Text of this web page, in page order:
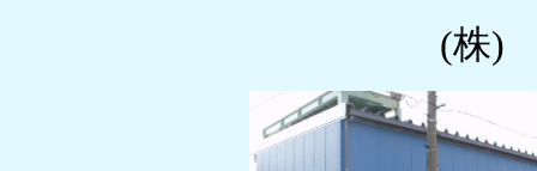
(株)